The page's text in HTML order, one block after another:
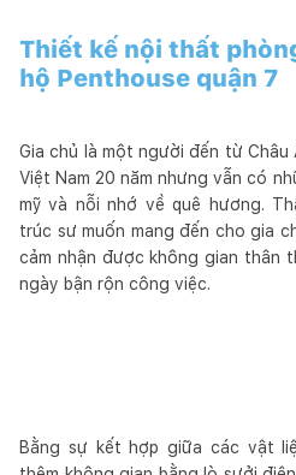
Thiết kế nội thất
hộ Penthouse quận 7
Gia chủ là một người đến từ Châu
Việt Nam 20 năm nhưng vẫn có
mỹ và nỗi nhớ về quê hương.
trúc sư muốn mang đến cho gia
cảm nhận được không gian thân
ngày bận rộn công việc.
Bằng sự kết hợp giữa các vật